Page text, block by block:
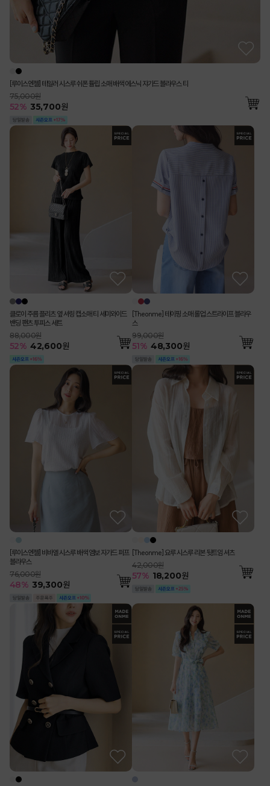
[루이스엔젤] 테일러 시스루 쉬폰 튤립 소매 배색 에스닉 쟈가드 블라우스 티
75,000원
52% 35,700원
클로이 주름 플리츠 옆 셔링 캡소매 티 세미와이드
밴딩 팬츠 투피스 세트
88,000원
52% 42,600원
[Theonme] 테이핑 소매 롤업 스트라이프 블라우
스
99,000원
51% 48,300원
[루이스엔젤] 비바엘 시스루 배색 엠보 자가드 퍼프
블라우스
76,000원
48% 39,300원
[Theonme] 요루 시스루 리본 뒷트임 셔츠
42,000원
57% 18,200원